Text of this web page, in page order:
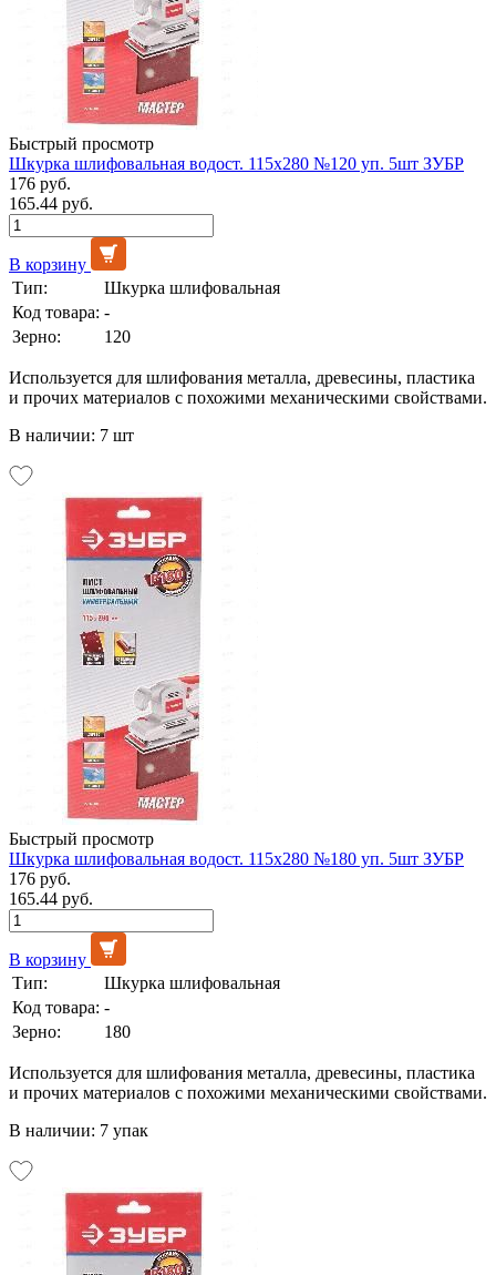
Быстрый просмотр
Шкурка шлифовальная водост. 115х280 №120 уп. 5шт ЗУБР
176 руб.
165.44 руб.
В корзину
Тип:
Шкурка шлифовальная
Код товара: -
Зерно:
120
Используется для шлифования металла, древесины, пластика
и прочих материалов с похожими механическими свойствами.
В наличии: 7 шт
Быстрый просмотр
Шкурка шлифовальная водост. 115х280 №180 уп. 5шт ЗУБР
176 руб.
165.44 руб.
В корзину
Тип:
Шкурка шлифовальная
Код товара: -
Зерно:
180
Используется для шлифования металла, древесины, пластика
и прочих материалов с похожими механическими свойствами.
В наличии: 7 упак